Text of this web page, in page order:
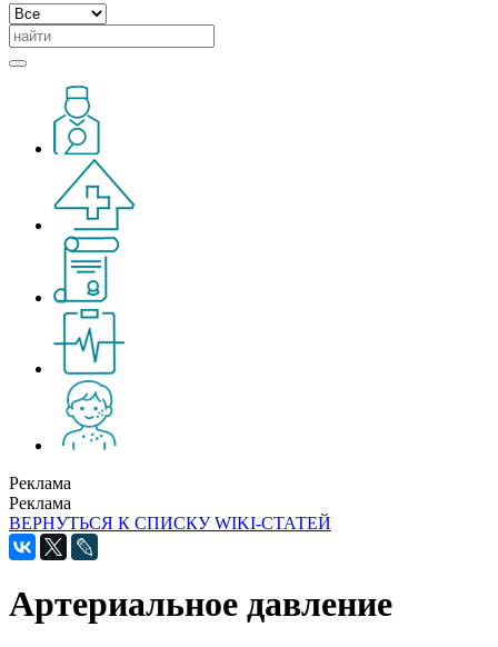
Реклама
Реклама
ВЕРНУТЬСЯ К СПИСКУ WIKI-СТАТЕЙ
Артериальное давление